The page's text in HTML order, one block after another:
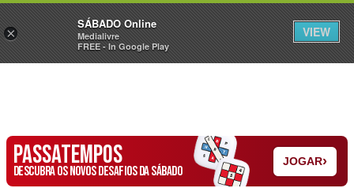
Sábado Assine Iniciar Sessão
PASSATEMPOS
DESCUBRA OS NOVOS DESAFIOS DA SÁBADO
JOGAR›
×
SÁBADO Online
Medialivre
FREE - In Google Play
VIEW